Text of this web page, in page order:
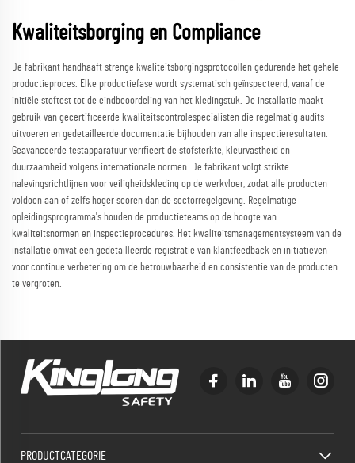
Kwaliteitsborging en Compliance
De fabrikant handhaaft strenge kwaliteitsborgingsprotocollen gedurende het gehele
productieproces. Elke productiefase wordt systematisch geïnspecteerd, vanaf de
initiële stoftest tot de eindbeoordeling van het kledingstuk. De installatie maakt
gebruik van gecertificeerde kwaliteitscontrolespecialisten die regelmatig audits
uitvoeren en gedetailleerde documentatie bijhouden van alle inspectieresultaten.
Geavanceerde testapparatuur verifieert de stofsterkte, kleurvastheid en
duurzaamheid volgens internationale normen. De fabrikant volgt strikte
nalevingsrichtlijnen voor veiligheidskleding op de werkvloer, zodat alle producten
voldoen aan of zelfs hoger scoren dan de sectorregelgeving. Regelmatige
opleidingsprogramma's houden de productieteams op de hoogte van
kwaliteitsnormen en inspectieprocedures. Het kwaliteitsmanagementsysteem van de
installatie omvat een gedetailleerde registratie van klantfeedback en initiatieven
voor continue verbetering om de betrouwbaarheid en consistentie van de producten
te vergroten.
PRODUCTCATEGORIE